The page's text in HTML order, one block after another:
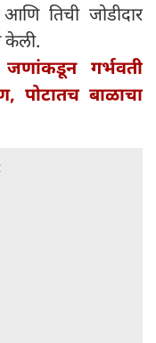
तिची जोडीदार
केली.
गर्भवती
पोटातच बाळाचा